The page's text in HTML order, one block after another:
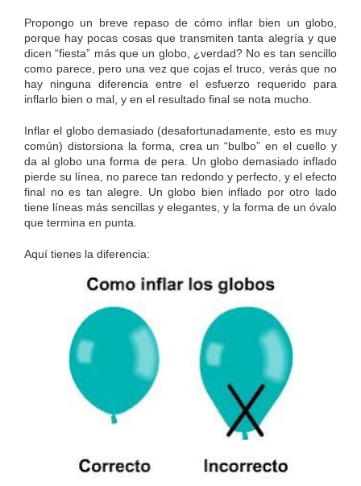
Propongo un breve repaso de cómo inflar bien un globo,
porque hay pocas cosas que transmiten tanta alegría y que
dicen “fiesta” más que un globo, ¿verdad? No es tan sencillo
como parece, pero una vez que cojas el truco, verás que no
hay ninguna diferencia entre el esfuerzo requerido para
inflarlo bien o mal, y en el resultado final se nota mucho.
Inflar el globo demasiado (desafortunadamente, esto es muy
común) distorsiona la forma, crea un “bulbo” en el cuello y
da al globo una forma de pera. Un globo demasiado inflado
pierde su línea, no parece tan redondo y perfecto, y el efecto
final no es tan alegre. Un globo bien inflado por otro lado
tiene líneas más sencillas y elegantes, y la forma de un óvalo
que termina en punta.
Aquí tienes la diferencia: